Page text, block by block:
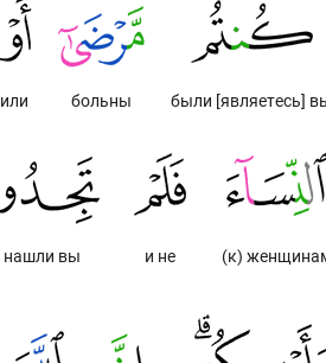
были [являетесь]
больны
или
(к)
и не
нашли вы